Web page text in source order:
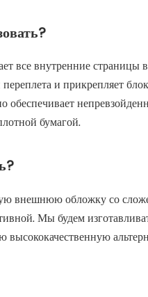
все внутренние страницы
и прикрепляет
обеспечивает
бумагой.
внешнюю обложку со
Мы будем